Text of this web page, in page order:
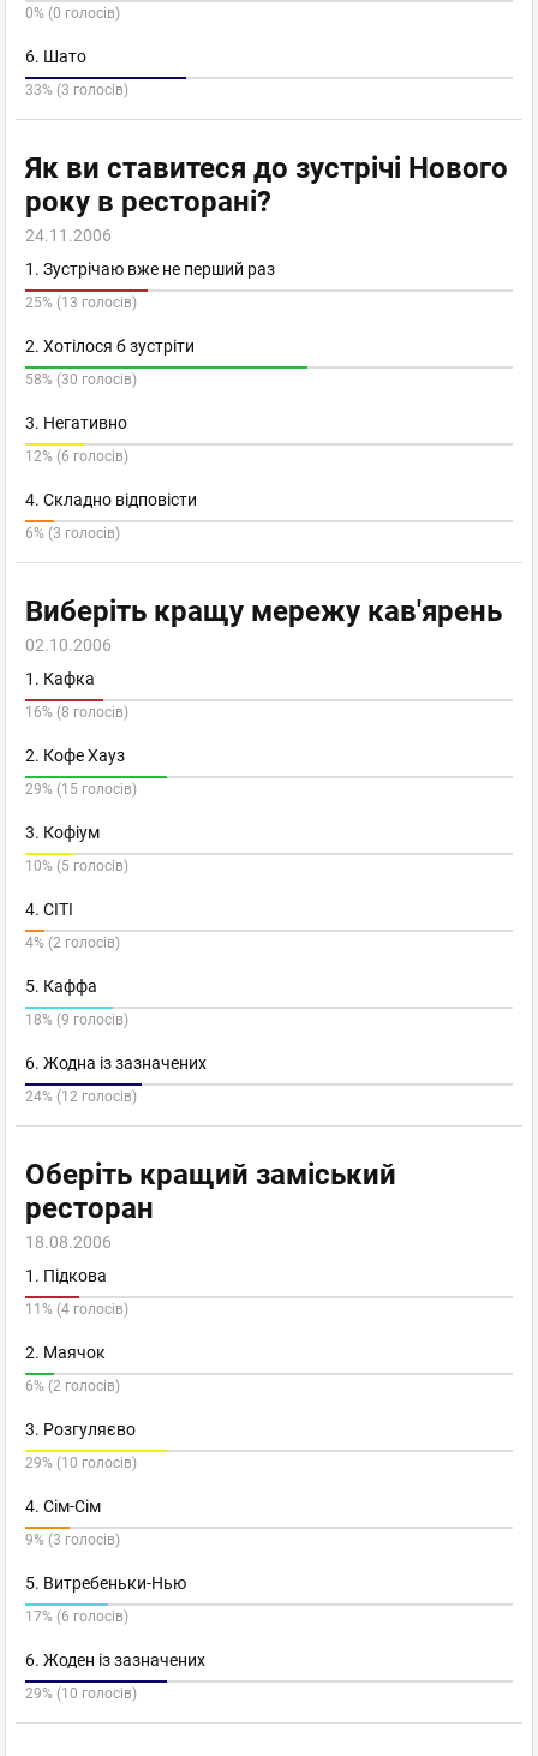
0% (0 голосів)
6. Шато
33% (3 голосів)
Як ви ставитеся до зустрічі Нового
року в ресторані?
24.11.2006
1. Зустрічаю вже не перший раз
25% (13 голосів)
2. Хотілося б зустріти
58% (30 голосів)
3. Негативно
12% (6 голосів)
4. Складно відповісти
6% (3 голосів)
Виберіть кращу мережу кав'ярень
02.10.2006
1. Кафка
16% (8 голосів)
2. Кофе Хауз
29% (15 голосів)
3. Кофіум
10% (5 голосів)
4. СІТІ
4% (2 голосів)
5. Каффа
18% (9 голосів)
6. Жодна із зазначених
24% (12 голосів)
Оберіть кращий заміський
ресторан
18.08.2006
1. Підкова
11% (4 голосів)
2. Маячок
6% (2 голосів)
3. Рoзгуляєво
29% (10 голосів)
4. Сім-Сім
9% (3 голосів)
5. Витребеньки-Нью
17% (6 голосів)
6. Жоден із зазначених
29% (10 голосів)